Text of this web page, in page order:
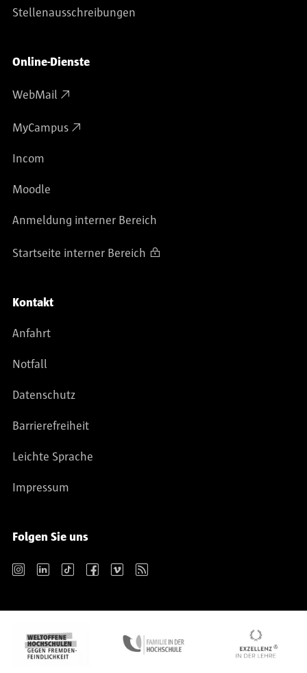
Stellenausschreibungen
Online-Dienste
WebMail
MyCampus
Incom
Moodle
Anmeldung interner Bereich
Startseite interner Bereich
Kontakt
Anfahrt
Notfall
Datenschutz
Barrierefreiheit
Leichte Sprache
Impressum
Folgen Sie uns
Instagram LinkedIn TikTok Facebook Vimeo RSS